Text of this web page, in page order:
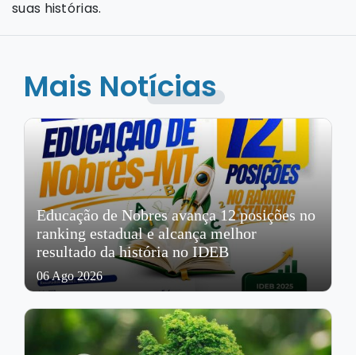
suas histórias.
Mais Notícias
Educação de Nobres avança 12 posições no
ranking estadual e alcança melhor
resultado da história no IDEB
06 Ago 2026